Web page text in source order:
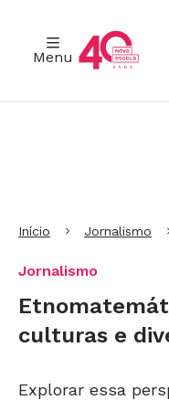
Menu
Início Jornalismo
Jornalismo
culturas e
Explorar essa